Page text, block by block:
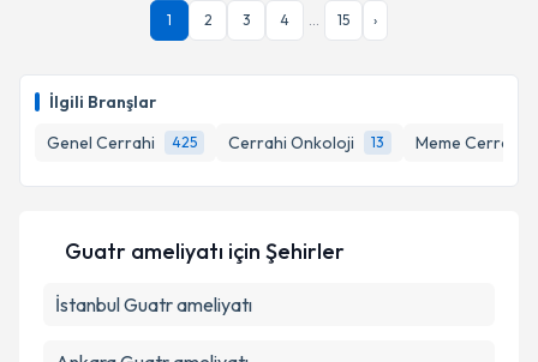
İlgili Branşlar
Genel Cerrahi
425 Cerrahi Onkoloji 13 Meme Cerrahisi
Guatr ameliyatı için Şehirler
İstanbul Guatr ameliyatı